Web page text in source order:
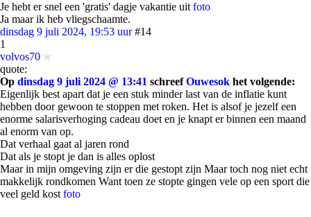
Je hebt er snel een 'gratis' dagje vakantie uit foto
Ja maar ik heb vliegschaamte.
dinsdag 9 juli 2024, 19:53 uur #14
1
volvos70
quote:
Op dinsdag 9 juli 2024 @ 13:41 schreefOuwesok het volgende:
Eigenlijk best apart dat je een stuk minder last van de inflatie kunt
hebben door gewoon te stoppen met roken. Het is alsof je jezelf een
enorme salarisverhoging cadeau doet en je knapt er binnen een maand
al enorm van op.
Dat verhaal gaat al jaren rond
Dat als je stopt je dan is alles oplost
Maar in mijn omgeving zijn er die gestopt zijn Maar toch nog niet echt
makkelijk rondkomen Want toen ze stopte gingen vele op een sport die
veel geld kost foto